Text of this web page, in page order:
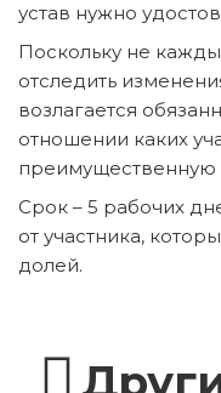
устав нужно
Поскольку не
отследить
возлагается
отношении каких
преимущественную
Срок – 5 рабочих
от участника,
долей.